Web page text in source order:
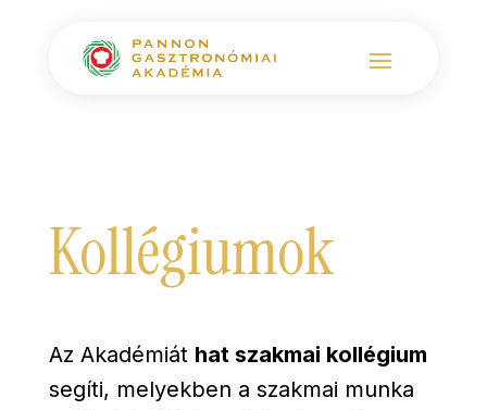
Kollégiumok
Az Akadémiát hat szakmai kollégium
segíti, melyekben a szakmai munka